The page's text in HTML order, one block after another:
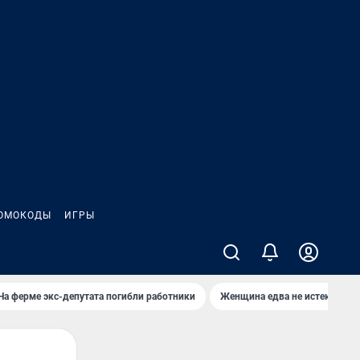
ИГРЫ
ферме экс-депутата погибли работники Женщина едва не истекла